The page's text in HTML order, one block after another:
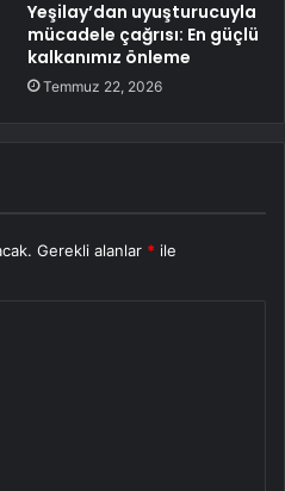
Yeşilay’dan uyuşturucuyla
mücadele çağrısı: En güçlü
kalkanımız önleme
Temmuz 22, 2026
Gerekli alanlar * ile